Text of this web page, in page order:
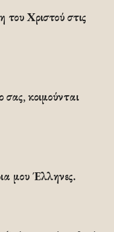
Χριστού στις
κοιμούνται
μου Έλληνες.